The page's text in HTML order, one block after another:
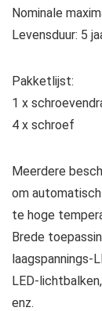
Nominale
Levensduur: 5
Pakketlijst:
1 x
4 x schroef
Meerdere
om
te hoge
Brede
laagspannings-
LED-
enz.